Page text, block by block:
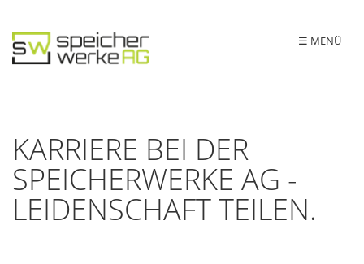
☰ MENÜ
KARRIERE BEI DER
SPEICHERWERKE AG -
LEIDENSCHAFT TEILEN.